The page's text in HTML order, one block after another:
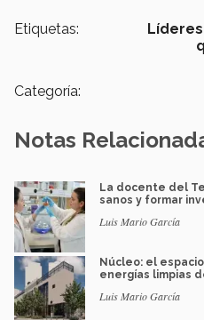
Etiquetas:
Categoría:
Notas
La docente del
sanos y formar
Luis Mario García
Núcleo: el
energías limpias
Luis Mario García